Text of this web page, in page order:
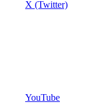
X (Twitter)
YouTube